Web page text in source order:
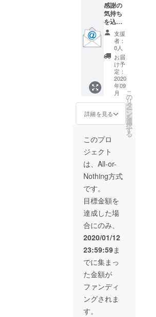
感謝の
気持ち
を込め
てお礼
のメッ
セージ
と、大
会当日
の様子
の写真
と動画
をメー
ルにて
送らせ
ていた
だき、
完成し
たカ
ヌーに
支援者
様のお
名前を
をつけ
させて
いただ
きま
す。 ご
希望の
お名前
を備考
欄にご
記載く
ださ
い。
支援
者：
0人
お届
け予
定：
2020
年09
月
詳細を見る
こ
の
リ
タ
ー
ン
を
選
択
す
る
このプロ
ジェクト
は、All-or-
Nothing方式
です。
目標金額を
達成した場
合にのみ、
2020/01/12
23:59:59ま
でに集まっ
た金額が
ファンディ
ングされま
す。